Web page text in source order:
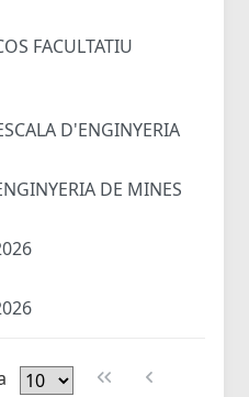
FACULTATIU
D'ENGINYERIA
DE MINES